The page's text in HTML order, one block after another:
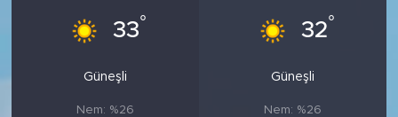
33°
Güneşli
Nem: %26
32°
Güneşli
Nem: %26